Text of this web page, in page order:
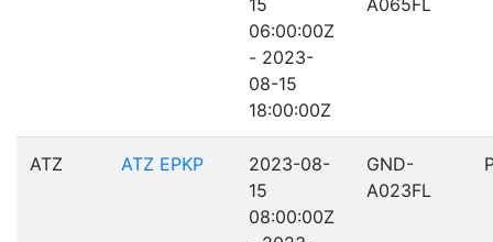
15
06:00:00Z
- 2023-
08-15
18:00:00Z
A065FL
ATZ ATZ EPKP
2023-08-
15
08:00:00Z
GND-
A023FL